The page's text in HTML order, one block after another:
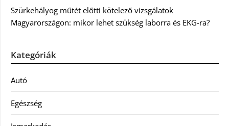
Szürkehályog műtét előtti kötelező vizsgálatok
Magyarországon: mikor lehet szükség laborra és EKG-ra?
Kategóriák
Autó
Egészség